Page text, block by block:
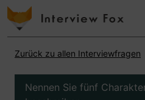
Zurück zu allen Interviewfragen
Nennen Sie fünf